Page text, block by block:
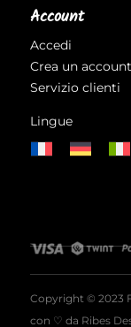
Account
Accedi
Crea un account
Servizio clienti
Lingue
Copyright © 2023
con ♡ da Ribes